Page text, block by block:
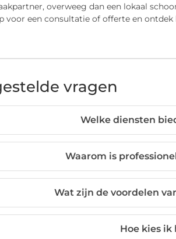
overweeg dan een lokaal
voor een consultatie of offerte en
vragen
Welke diensten
Waarom is
Wat zijn de voordelen
Hoe kies